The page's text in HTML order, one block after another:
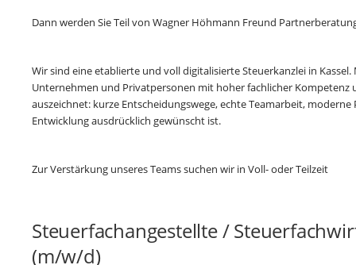
Dann werden Sie Teil von Wagner Höhmann Freund
Wir sind eine etablierte und voll digitalisierte Steuerkanzlei in
Unternehmen und Privatpersonen mit hoher fachlicher Kompetenz
auszeichnet: kurze Entscheidungswege, echte Teamarbeit,
Entwicklung ausdrücklich gewünscht ist.
Zur Verstärkung unseres Teams suchen wir in Voll- oder Teilzeit
Steuerfachangestellte /
(m/w/d)